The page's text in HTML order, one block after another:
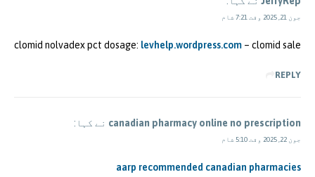
جون 21, 2025 وقت 7:21 شام
clomid nolvadex pct dosage: levhelp.wordpress.com – clomid sale
REPLY
canadian pharmacy online no prescription نے کہا:
جون 22, 2025 وقت 5:10 شام
aarp recommended canadian pharmacies